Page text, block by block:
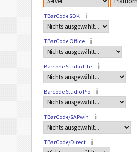
TBarCode SDK
TBarCode Office
Barcode Studio Lite
Barcode Studio Pro
TBarCode/SAPwin
TBarCode/Direct